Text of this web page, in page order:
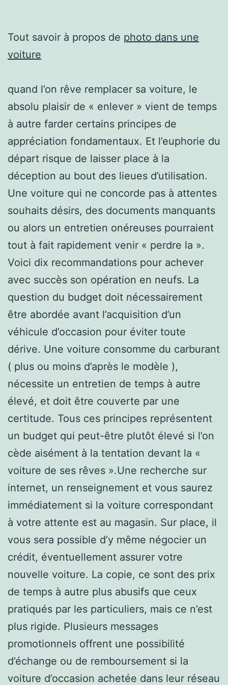
Tout savoir à propos de photo dans une
voiture
quand l’on rêve remplacer sa voiture, le
absolu plaisir de « enlever » vient de temps
à autre farder certains principes de
appréciation fondamentaux. Et l’euphorie du
départ risque de laisser place à la
déception au bout des lieues d’utilisation.
Une voiture qui ne concorde pas à attentes
souhaits désirs, des documents manquants
ou alors un entretien onéreuses pourraient
tout à fait rapidement venir « perdre la ».
Voici dix recommandations pour achever
avec succès son opération en neufs. La
question du budget doit nécessairement
être abordée avant l’acquisition d’un
véhicule d’occasion pour éviter toute
dérive. Une voiture consomme du carburant
( plus ou moins d’après le modèle ),
nécessite un entretien de temps à autre
élevé, et doit être couverte par une
certitude. Tous ces principes représentent
un budget qui peut-être plutôt élevé si l’on
cède aisément à la tentation devant la «
voiture de ses rêves ».Une recherche sur
internet, un renseignement et vous saurez
immédiatement si la voiture correspondant
à votre attente est au magasin. Sur place, il
vous sera possible d’y même négocier un
crédit, éventuellement assurer votre
nouvelle voiture. La copie, ce sont des prix
de temps à autre plus abusifs que ceux
pratiqués par les particuliers, mais ce n’est
plus rigide. Plusieurs messages
promotionnels offrent une possibilité
d’échange ou de remboursement si la
voiture d’occasion achetée dans leur réseau